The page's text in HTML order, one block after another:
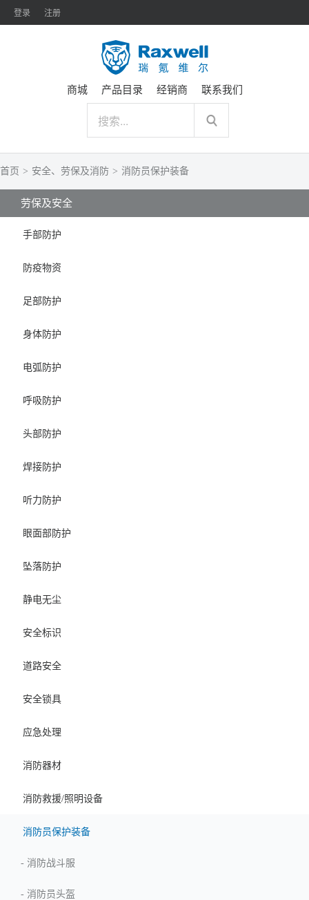
登录 注册
商城 产品目录 经销商 联系我们
首页 > 安全、劳保及消防 > 消防员保护装备
劳保及安全
手部防护
防疫物资
足部防护
身体防护
电弧防护
呼吸防护
头部防护
焊接防护
听力防护
眼面部防护
坠落防护
静电无尘
安全标识
道路安全
安全锁具
应急处理
消防器材
消防救援/照明设备
消防员保护装备
- 消防战斗服
- 消防员头盔